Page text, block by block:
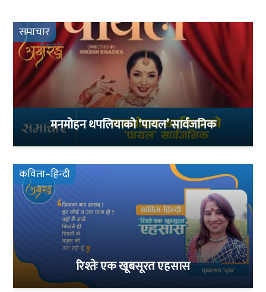
समाचार
मनमोहन थपलियाको ‘पायल’ सार्वजनिक
कविता–हिन्दी
रिश्तेः एक खूबसूरत एहसास